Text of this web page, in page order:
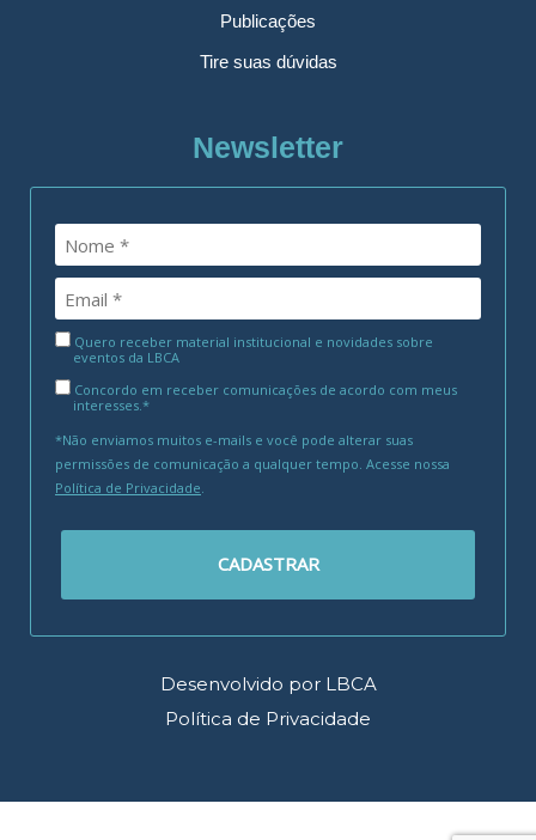
Publicações
Tire suas dúvidas
Newsletter
Quero receber material institucional e novidades sobre
eventos da LBCA
Concordo em receber comunicações de acordo com meus
interesses.*
*Não enviamos muitos e-mails e você pode alterar suas
permissões de comunicação a qualquer tempo. Acesse nossa
Política de Privacidade
CADASTRAR
Desenvolvido por LBCA
Política de Privacidade